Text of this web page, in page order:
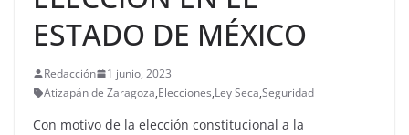
ESTADO DE MÉXICO
Redacción
1 junio, 2023
Atizapán de Zaragoza,Elecciones,Ley Seca,Seguridad
Con motivo de la elección constitucional a la